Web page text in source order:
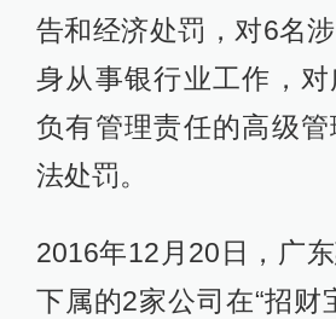
告和经济处罚，对6名
身从事银行业工作，
负有管理责任的高级
法处罚。
2016年12月20日，广
下属的2家公司在“招财